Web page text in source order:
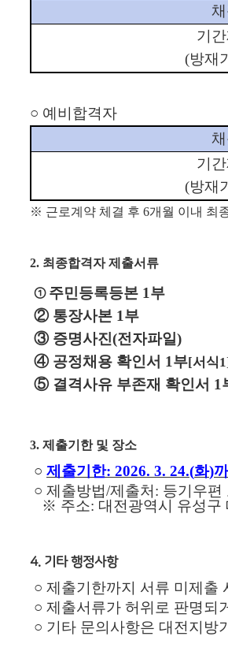
기
(방재
○ 예비합격자
기
(방재
※ 근로계약 체결 후 6개월 이내 최
2. 최종합격자 제출서류
① 주민등록등본 1부
② 통장사본 1부
③ 증명사진(전자파일)
④ 공정채용 확인서 1부[서식
⑤ 결격사유 부존재 확인서 1
3. 제출기한 및 장소
○ 제출기한: 2026. 3. 24.(화)
○ 제출방법/제출처 : 등기우편
※ 주소: 대전광역시 유성구
4. 기타 행정사항
○ 제출기한까지 서류 미제출
○ 제출서류가 허위로 판명되
○ 기 타 문의사항은 대전지방